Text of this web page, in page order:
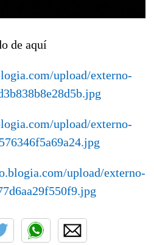
de aquí
upload/externo-
upload/externo-
upload/externo-